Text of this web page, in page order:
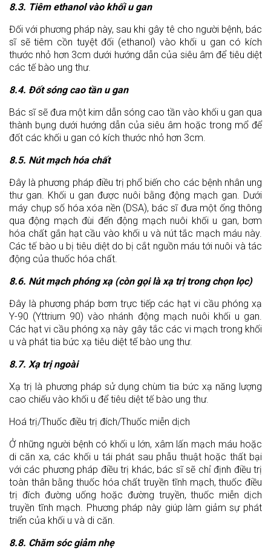
8.3. Tiêm ethanol vào khối u gan
Đối với phương pháp này, sau khi gây tê cho người bệnh, bác
sĩ sẽ tiêm cồn tuyệt đối (ethanol) vào khối u gan có kích
thước nhỏ hơn 3cm dưới hướng dẫn của siêu âm để tiêu diệt
các tế bào ung thư.
8.4. Đốt sóng cao tần u gan
Bác sĩ sẽ đưa một kim dẫn sóng cao tần vào khối u gan qua
thành bụng dưới hướng dẫn của siêu âm hoặc trong mổ để
đốt các khối u gan có kích thước nhỏ hơn 3cm.
8.5. Nút mạch hóa chất
Đây là phương pháp điều trị phổ biến cho các bệnh nhân ung
thư gan. Khối u gan được nuôi bằng động mạch gan. Dưới
máy chụp số hóa xóa nền (DSA), bác sĩ đưa một ống thông
qua động mạch đùi đến động mạch nuôi khối u gan, bơm
hóa chất gắn hạt cầu vào khối u và nút tắc mạch máu này.
Các tế bào u bị tiêu diệt do bị cắt nguồn máu tới nuôi và tác
động của thuốc hóa chất.
8.6. Nút mạch phóng xạ (còn gọi là xạ trị trong chọn lọc)
Đây là phương pháp bơm trực tiếp các hạt vi cầu phóng xạ
Y-90 (Yttrium 90) vào nhánh động mạch nuôi khối u gan.
Các hạt vi cầu phóng xạ này gây tắc các vi mạch trong khối
u và phát tia bức xạ tiêu diệt tế bào ung thư.
8.7. Xạ trị ngoài
Xạ trị là phương pháp sử dụng chùm tia bức xạ năng lượng
cao chiếu vào khối u để tiêu diệt tế bào ung thư.
Hoá trị/Thuốc điều trị đích/Thuốc miễn dịch
Ở những người bệnh có khối u lớn, xâm lấn mạch máu hoặc
di căn xa, các khối u tái phát sau phẫu thuật hoặc thất bại
với các phương pháp điều trị khác, bác sĩ sẽ chỉ định điều trị
toàn thân bằng thuốc hóa chất truyền tĩnh mạch, thuốc điều
trị đích đường uống hoặc đường truyền, thuốc miễn dịch
truyền tĩnh mạch. Phương pháp này giúp làm giảm sự phát
triển của khối u và di căn.
8.8. Chăm sóc giảm nhẹ